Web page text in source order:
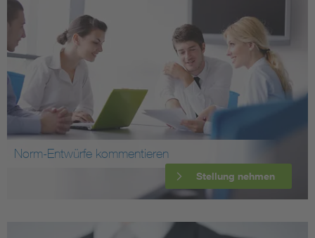
Norm-Entwürfe kommentieren
Stellung nehmen